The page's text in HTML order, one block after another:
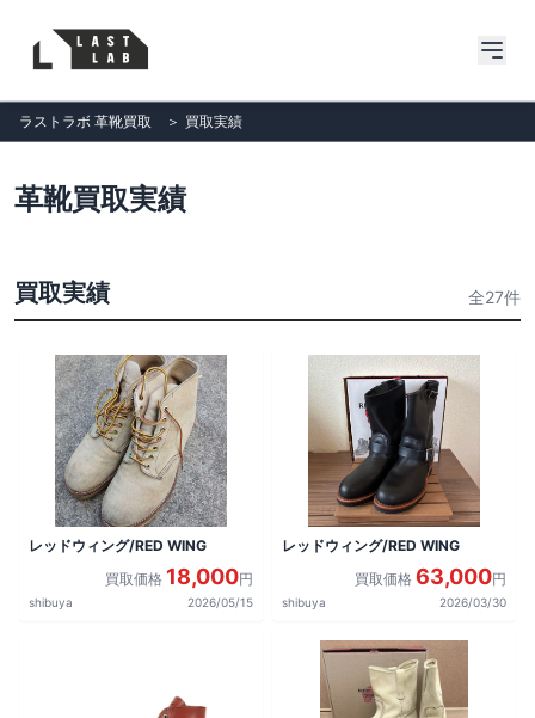
ラストラボ 革靴買取 ＞ 買取実績
革靴買取実績
買取実績 全27件
レッドウィング/RED WING
買取価格 18,000円
shibuya 2026/05/15
レッドウィング/RED WING
買取価格 63,000円
shibuya 2026/03/30